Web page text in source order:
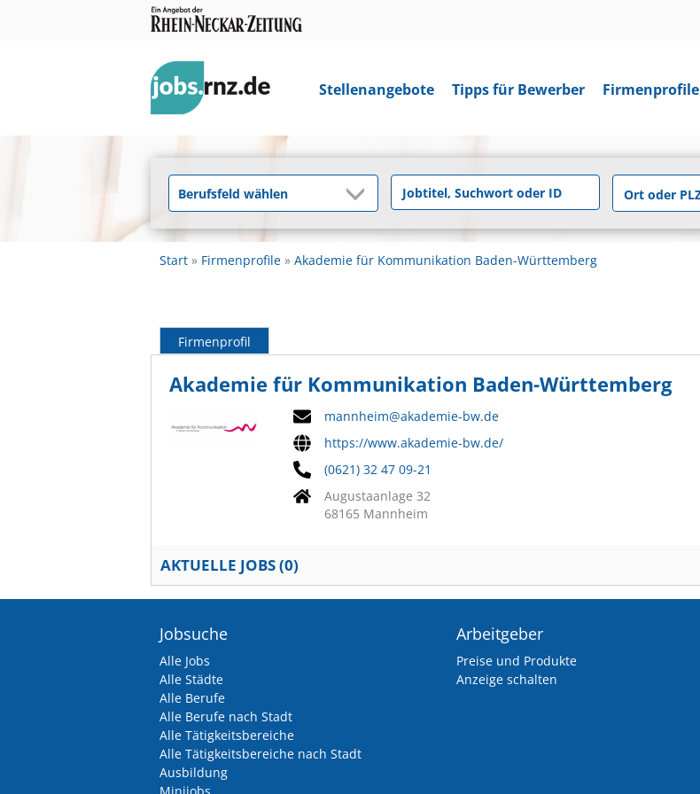
Stellenangebote Tipps für Bewerber Firmenprofile
Start Firmenprofile Akademie für Kommunikation Baden-Württemberg
Firmenprofil
Akademie für Kommunikation Baden-Württemberg
mannheim@akademie-bw.de
https://www.akademie-bw.de/
(0621) 32 47 09-21
Augustaanlage 32
68165 Mannheim
AKTUELLE JOBS (0)
Jobsuche
Alle Jobs
Alle Städte
Alle Berufe
Alle Berufe nach Stadt
Alle Tätigkeitsbereiche
Alle Tätigkeitsbereiche nach Stadt
Ausbildung
Arbeitgeber
Preise und Produkte
Anzeige schalten